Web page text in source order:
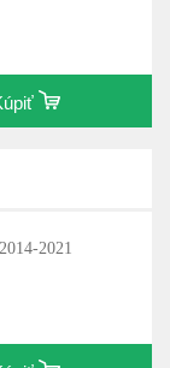
2021